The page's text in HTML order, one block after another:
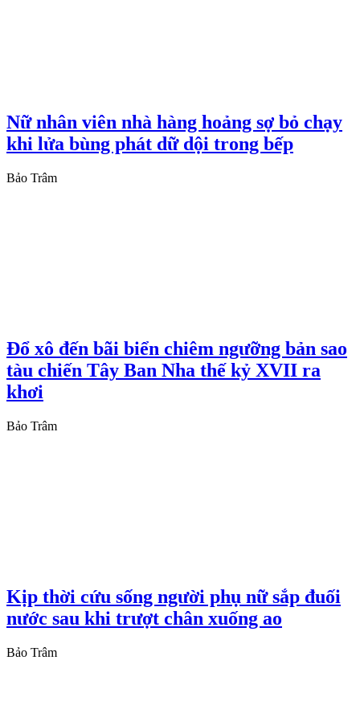
Nữ nhân viên nhà hàng hoảng sợ bỏ chạy
khi lửa bùng phát dữ dội trong bếp
Bảo Trâm
Đổ xô đến bãi biển chiêm ngưỡng bản sao
tàu chiến Tây Ban Nha thế kỷ XVII ra
khơi
Bảo Trâm
Kịp thời cứu sống người phụ nữ sắp đuối
nước sau khi trượt chân xuống ao
Bảo Trâm